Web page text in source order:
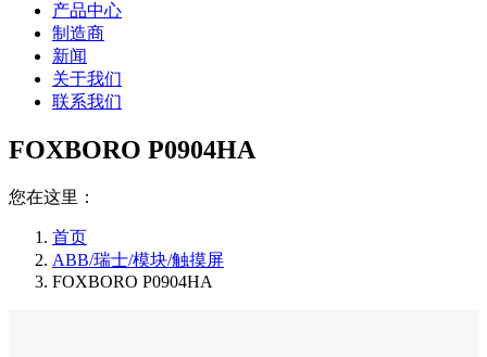
产品中心
制造商
新闻
关于我们
联系我们
FOXBORO P0904HA
您在这里：
首页
ABB/瑞士/模块/触摸屏
FOXBORO P0904HA